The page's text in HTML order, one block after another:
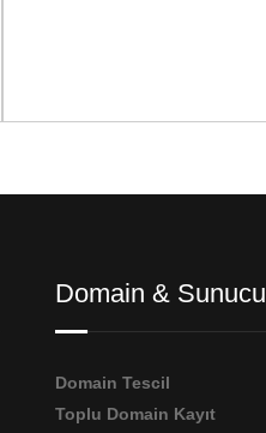
Domain & Sunucu
Domain Tescil
Toplu Domain Kayıt